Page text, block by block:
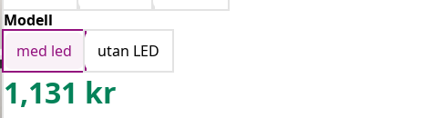
Modell
med led
utan LED
1,131 kr